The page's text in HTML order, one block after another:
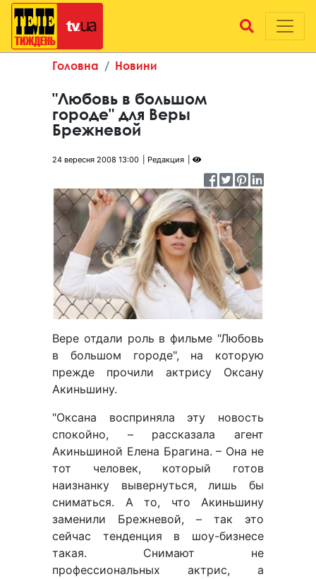
Головна Новини
"Любовь в большом
городе" для Веры
Брежневой
24 вересня 2008 13:00 Редакция
Вере отдали роль в фильме "Любовь
в большом городе", на которую
прежде прочили актрису Оксану
Акиньшину.
"Оксана восприняла эту новость
спокойно, – рассказала агент
Акиньшиной Елена Брагина. – Она не
тот человек, который готов
наизнанку вывернуться, лишь бы
сниматься. А то, что Акиньшину
заменили Брежневой, – так это
сейчас тенденция в шоу-бизнесе
такая. Снимают не
профессиональных актрис, а